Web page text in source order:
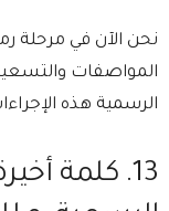
نحن الآن في مرحلة
المواصفات
الرسمية هذه
13.⁠ ⁠كلمة